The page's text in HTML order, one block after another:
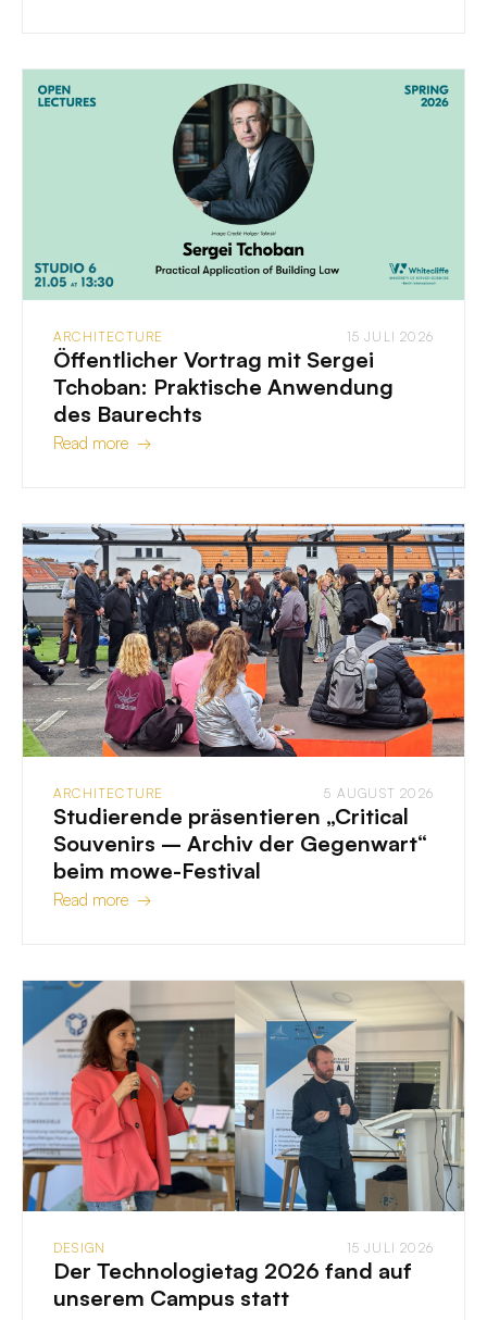
ARCHITECTURE 15 JULI 2026
Öffentlicher Vortrag mit Sergei
Tchoban: Praktische Anwendung
des Baurechts
Read more →
ARCHITECTURE 5 AUGUST 2026
Studierende präsentieren „Critical
Souvenirs – Archiv der Gegenwart“
beim mowe-Festival
Read more →
DESIGN 15 JULI 2026
Der Technologietag 2026 fand auf
unserem Campus statt